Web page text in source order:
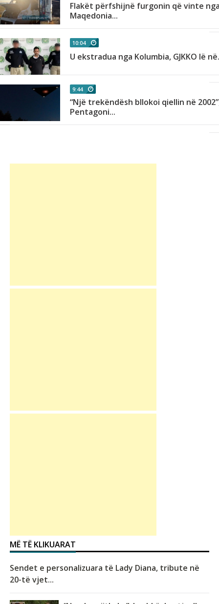
Flakët përfshijnë furgonin që vinte
Maqedonia...
10:04
U ekstradua nga Kolumbia, GJKKO lë
9:44
“Një trekëndësh bllokoi qiellin në
Pentagoni...
MË TË KLIKUARAT
Sendet e personalizuara të Lady Diana, tribute në
20-të vjet...